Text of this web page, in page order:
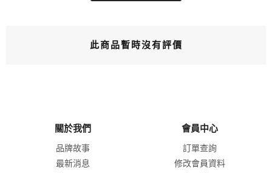
此商品暫時沒有評價
關於我們
品牌故事
最新消息
會員中心
訂單查詢
修改會員資料